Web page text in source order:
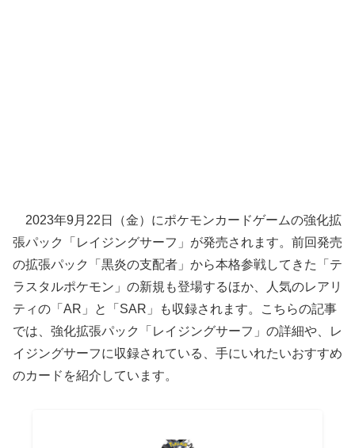
2023年9月22日（金）にポケモンカードゲームの強化拡
張パック「レイジングサーフ」が発売されます。前回発売
の拡張パック「黒炎の支配者」から本格参戦してきた「テ
ラスタルポケモン」の新規も登場するほか、人気のレアリ
ティの「AR」と「SAR」も収録されます。こちらの記事
では、強化拡張パック「レイジングサーフ」の詳細や、レ
イジングサーフに収録されている、手にいれたいおすすめ
のカードを紹介しています。